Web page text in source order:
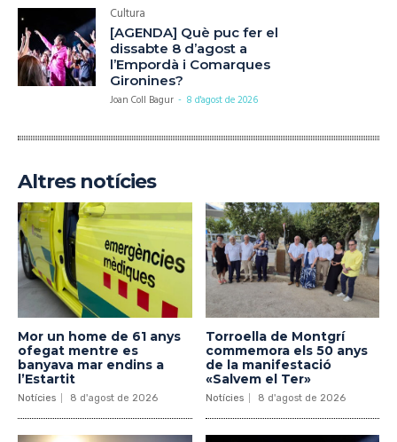
Cultura
[AGENDA] Què puc fer el
dissabte 8 d’agost a
l’Empordà i Comarques
Gironines?
Joan Coll Bagur - 8 d'agost de 2026
Altres notícies
Mor un home de 61 anys
ofegat mentre es
banyava mar endins a
l’Estartit
Notícies 8 d'agost de 2026
Torroella de Montgrí
commemora els 50 anys
de la manifestació
«Salvem el Ter»
Notícies 8 d'agost de 2026